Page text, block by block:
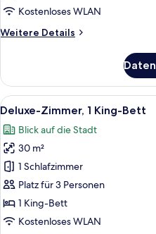
Kostenloses WLAN
Weitere Details
Weitere
Zimmer,
2 Einzelbetten
Alle
Fotos
für
Deluxe-
Zimmer,
1 King-
Bett
anzeigen
6
Deluxe-Zimmer, 1 King-Bett
Blick auf die Stadt
30 m²
1 Schlafzimmer
Platz für 3 Personen
1 King-Bett
Kostenloses WLAN